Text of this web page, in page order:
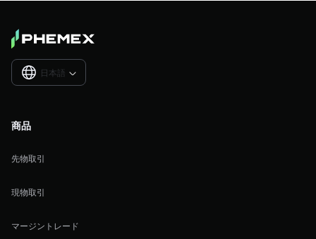
日本語 
商品
先物取引
現物取引
マージントレード